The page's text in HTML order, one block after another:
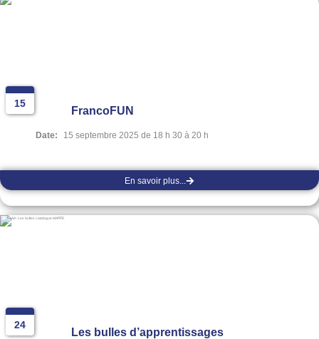
15
FrancoFUN
Date: 15 septembre 2025 de 18 h 30 à 20 h
En savoir plus...
24
Les bulles d’apprentissages